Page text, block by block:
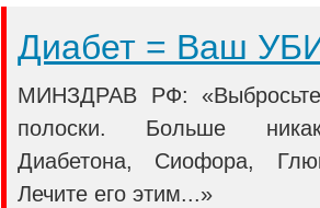
Диабет = Ваш
МИНЗДРАВ РФ:
полоски. Больше
Диабетона, Сиофора,
Лечите его этим...»